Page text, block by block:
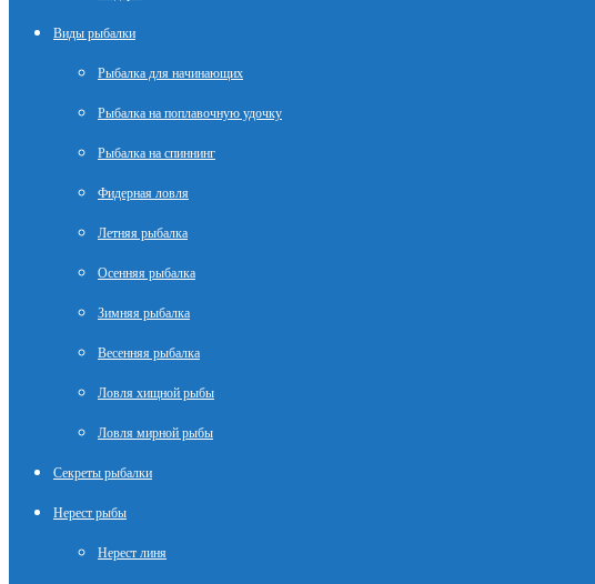
Виды рыбалки
Рыбалка для начинающих
Рыбалка на поплавочную удочку
Рыбалка на спиннинг
Фидерная ловля
Летняя рыбалка
Осенняя рыбалка
Зимняя рыбалка
Весенняя рыбалка
Ловля хищной рыбы
Ловля мирной рыбы
Секреты рыбалки
Нерест рыбы
Нерест линя